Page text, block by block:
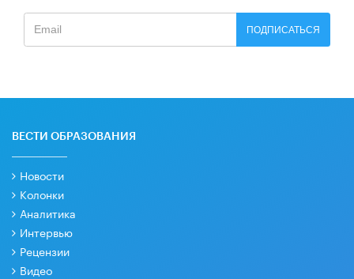
ПОДПИСАТЬСЯ
ВЕСТИ ОБРАЗОВАНИЯ
Новости
Колонки
Аналитика
Интервью
Рецензии
Видео